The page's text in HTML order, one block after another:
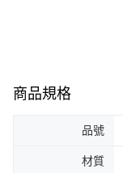
商品規格
品號
材質